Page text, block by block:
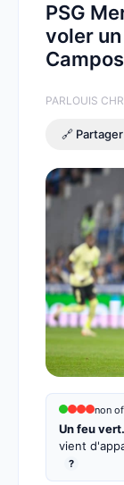
PSG
voler
Campos
PARLOUIS
🔗 Partager
non
Un feu vert.
vient
?